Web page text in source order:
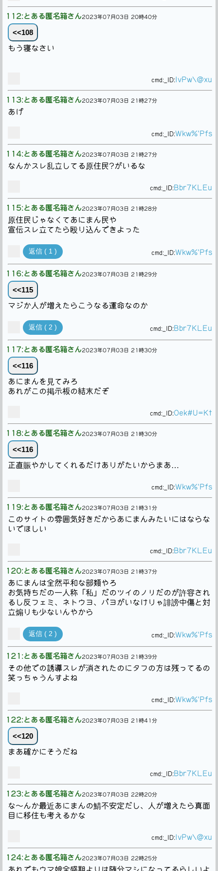
112:とある匿名箱さん2023年07月03日 20時40分
<<108
もう寝なさい
cmd: _ID:IvPw\@xu
113:とある匿名箱さん2023年07月03日 21時27分
あげ
cmd: _ID:Wkw%'Pfs
114:とある匿名箱さん2023年07月03日 21時27分
なんかスレ乱立してる原住民?がいるな
cmd: _ID:Bbr7KLEu
115:とある匿名箱さん2023年07月03日 21時28分
原住民じゃなくてあにまん民や
宣伝スレ立てたら殴り込んできよった
返信 ( 1 ) cmd: _ID:Wkw%'Pfs
116:とある匿名箱さん2023年07月03日 21時29分
<<115
マジか人が増えたらこうなる運命なのか
返信 ( 2 ) cmd: _ID:Bbr7KLEu
117:とある匿名箱さん2023年07月03日 21時30分
<<116
あにまんを見てみろ
あれがこの掲示板の結末だぞ
cmd: _ID:Oek#U=Kt
118:とある匿名箱さん2023年07月03日 21時30分
<<116
正直賑やかしてくれるだけありがたいからまあ…
cmd: _ID:Wkw%'Pfs
119:とある匿名箱さん2023年07月03日 21時31分
このサイトの雰囲気好きだからあにまんみたいにはならな
いでほしい
cmd: _ID:Bbr7KLEu
120:とある匿名箱さん2023年07月03日 21時37分
あにまんは全然平和な部類やろ
お気持ちだの一人称「私」だのツイのノリだのが許容され
るし反フェミ、ネトウヨ、パヨがいなけりゃ誹謗中傷と対
立煽りも少ないんやから
返信 ( 2 ) cmd: _ID:Wkw%'Pfs
121:とある匿名箱さん2023年07月03日 21時39分
その他での誘導スレが消されたのにタフの方は残ってるの
笑っちゃうんすよね
cmd: _ID:Wkw%'Pfs
122:とある匿名箱さん2023年07月03日 21時41分
<<120
まあ確かにそうだね
cmd: _ID:Bbr7KLEu
123:とある匿名箱さん2023年07月03日 22時20分
な〜んか最近あにまんの鯖不安定だし、人が増えたら真面
目に移住も考えるかな
cmd: _ID:IvPw\@xu
124:とある匿名箱さん2023年07月03日 22時25分